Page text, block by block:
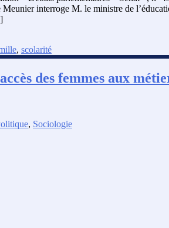
interroge M. le ministre de
, scolarité
des femmes aux
, Sociologie